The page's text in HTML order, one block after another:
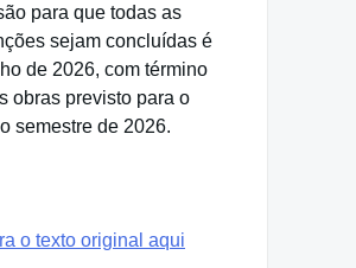
para que todas as
sejam concluídas é
de 2026, com término
obras previsto para o
semestre de 2026.
o texto original aqui